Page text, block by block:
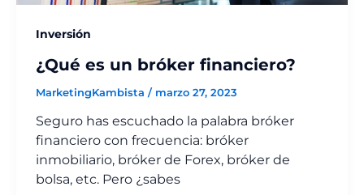
Inversión
¿Qué es un bróker financiero?
MarketingKambista / marzo 27, 2023
Seguro has escuchado la palabra bróker
financiero con frecuencia: bróker
inmobiliario, bróker de Forex, bróker de
bolsa, etc. Pero ¿sabes